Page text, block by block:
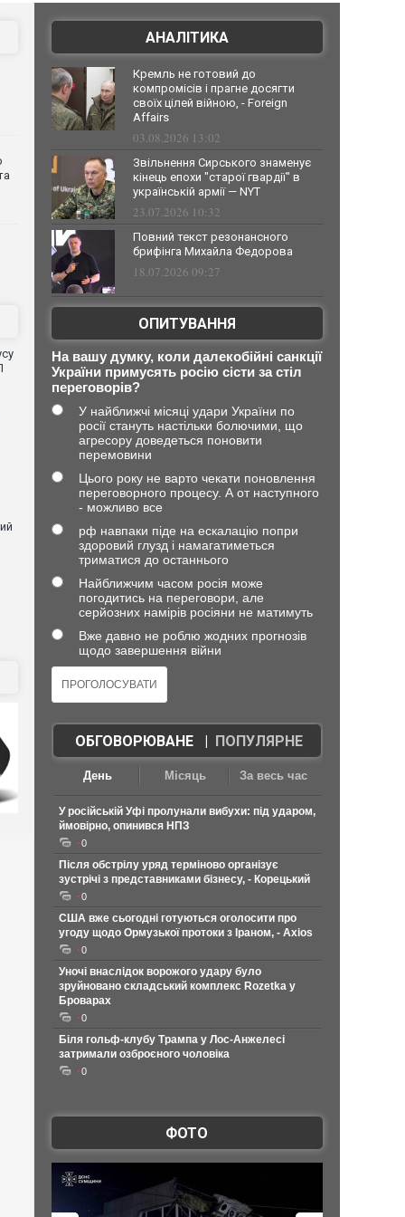
АНАЛІТИКА
Кремль не готовий до
компромісів і прагне досягти
своїх цілей війною, - Foreign
Affairs
03.08.2026 13:02
Звільнення Сирського знаменує
кінець епохи "старої гвардії" в
українській армії — NYT
23.07.2026 10:32
Повний текст резонансного
брифінга Михайла Федорова
18.07.2026 09:27
ОПИТУВАННЯ
На вашу думку, коли далекобійні санкції
України примусять росію сісти за стіл
переговорів?
У найближчі місяці удари України по
росії стануть настільки болючими, що
агресору доведеться поновити
перемовини
Цього року не варто чекати поновлення
переговорного процесу. А от наступного
- можливо все
рф навпаки піде на ескалацію попри
здоровий глузд і намагатиметься
триматися до останнього
Найближчим часом росія може
погодитись на переговори, але
серйозних намірів росіяни не матимуть
Вже давно не роблю жодних прогнозів
щодо завершення війни
ОБГОВОРЮВАНЕ| ПОПУЛЯРНЕ
День Місяць За весь час
У російській Уфі пролунали вибухи: під ударом,
ймовірно, опинився НПЗ
0
Після обстрілу уряд терміново організує
зустрічі з представниками бізнесу, - Корецький
0
США вже сьогодні готуються оголосити про
угоду щодо Ормузької протоки з Іраном, - Axios
0
Уночі внаслідок ворожого удару було
зруйновано складський комплекс Rozetka у
Броварах
0
Біля гольф-клубу Трампа у Лос-Анжелесі
затримали озброєного чоловіка
0
ФОТО